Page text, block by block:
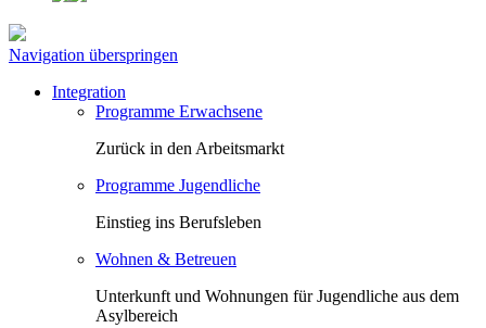
Navigation überspringen
Integration
Programme Erwachsene
Zurück in den Arbeitsmarkt
Programme Jugendliche
Einstieg ins Berufsleben
Wohnen & Betreuen
Unterkunft und Wohnungen für Jugendliche aus dem
Asylbereich